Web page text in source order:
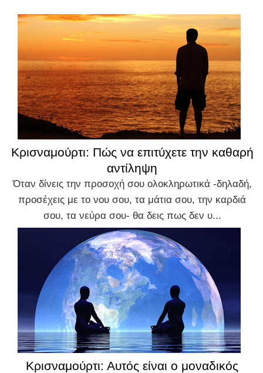
Κρισναμούρτι: Πώς να επιτύχετε την καθαρή
αντίληψη
Όταν δίνεις την προσοχή σου ολοκληρωτικά -δηλαδή,
προσέχεις με το νου σου, τα μάτια σου, την καρδιά
σου, τα νεύρα σου- θα δεις πως δεν υ...
Κρισναμούρτι: Αυτός είναι ο μοναδικός